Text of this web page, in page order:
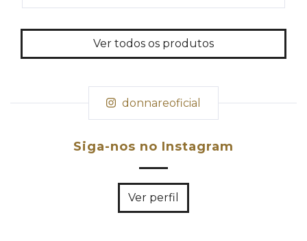
Ver todos os produtos
donnareoficial
Siga-nos no Instagram
Ver perfil